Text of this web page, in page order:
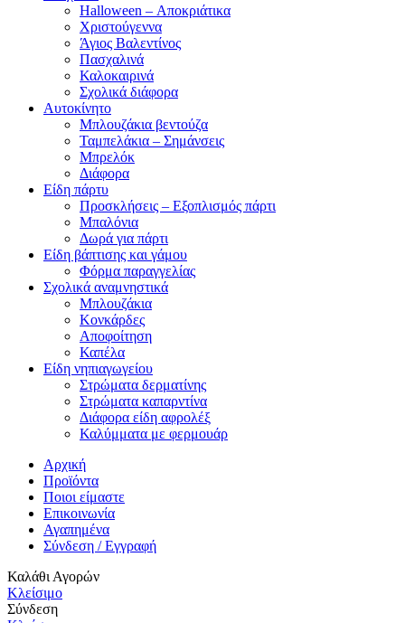
Halloween – Αποκριάτικα
Χριστούγεννα
Άγιος Βαλεντίνος
Πασχαλινά
Καλοκαιρινά
Σχολικά διάφορα
Αυτοκίνητο
Μπλουζάκια βεντούζα
Ταμπελάκια – Σημάνσεις
Μπρελόκ
Διάφορα
Είδη πάρτυ
Προσκλήσεις – Εξοπλισμός πάρτι
Μπαλόνια
Δωρά για πάρτι
Είδη βάπτισης και γάμου
Φόρμα παραγγελίας
Σχολικά αναμνηστικά
Μπλουζάκια
Κονκάρδες
Αποφοίτηση
Καπέλα
Είδη νηπιαγωγείου
Στρώματα δερματίνης
Στρώματα καπαρντίνα
Διάφορα είδη αφρολέξ
Καλύμματα με φερμουάρ
Αρχική
Προϊόντα
Ποιοι είμαστε
Επικοινωνία
Αγαπημένα
Σύνδεση / Εγγραφή
Καλάθι Αγορών
Κλείσιμο
Σύνδεση